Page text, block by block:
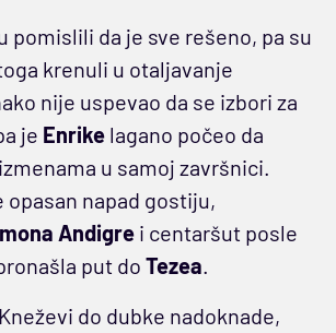
pomislili da je sve rešeno, pa su
krenuli u otaljavanje
nije uspevao da se izbori za
je Enrike lagano počeo da
u samoj završnici.
opasan napad gostiju,
Andigre i centaršut posle
put do Tezea.
do dubke nadoknade,